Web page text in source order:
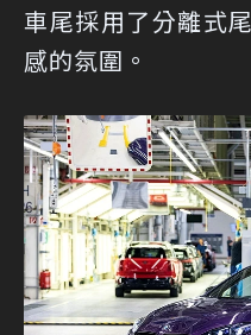
車尾採用了分離式
感的氛圍。